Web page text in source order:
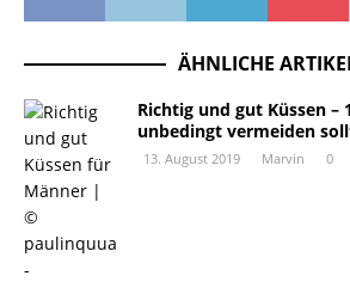
ÄHNLICHE
Richtig und gut Küssen –
unbedingt vermeiden
13. August 2019 Marvin 0